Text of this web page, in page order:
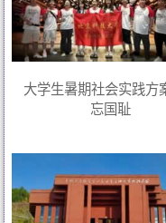
大学生暑期社会实践方
忘国耻